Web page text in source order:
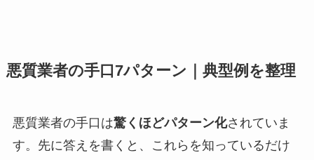
悪質業者の手口7パターン｜典型例を整理
悪質業者の手口は驚くほどパターン化されていま
す。先に答えを書くと、これらを知っているだけ